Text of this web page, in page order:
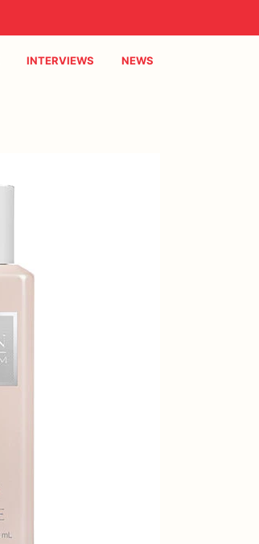
INTERVIEWS NEWS